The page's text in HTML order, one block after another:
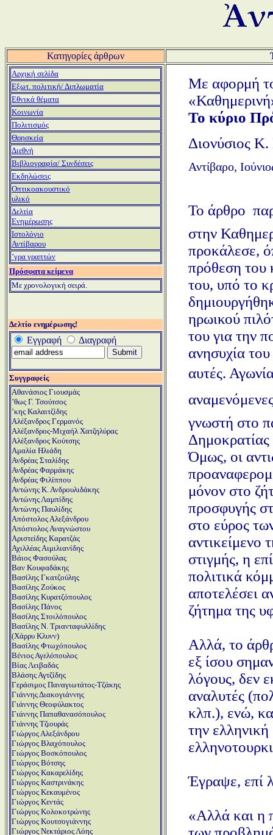
Κατηγορίες άρθρων
Αρχική σελίδα
Εξωτ. πολιτική/ Διπλωματία
Εθνικά θέματα
Κοινωνία
Πολιτισμός
Θρησκεία
Διεθνή
Βιβλιογραφία/ Συνδέσεις
Εκδηλώσεις
Οπτικοακουστικό
υλικό
Δελτία
Ενημέρωσης
Ιστολόγιο
Αντίβαρου
ʼγρα γραπτών
Πρόσφατα κείμενα
Με χρονολογική σειρά.
Δελτίο ενημέρωσης!
Εγγραφή Διαγραφή
Συγγραφείς
Αθανάσιος Γιουσμάς
ʼθως Γ. Τσούτσος
ʼκης Καλαιτζίδης
Αλέξανδρος Γερμανός
Αλέξανδρος-Μιχαήλ Χατζηλύρας
Αλέξανδρος Κούτσης
Αμαλία Ηλιάδη
Ανδρέας Σταλίδης
Ανδρέας Φαρμάκης
Ανδρέας Φιλίππου
Αντώνης Κ. Ανδρουλιδάκης
Αντώνης Λαμπίδης
Αντώνης Παυλίδης
Απόστολος Αλεξάνδρου
Απόστολος Αναγνώστου
Αριστείδης Καρατζάς
Αχιλλέας Αιμιλιανίδης
Βάιος Φασούλας
Βαν Κουφαδάκης
Βασίλης Γκατζούλης
Βασίλης Ζούκος
Βασίλης Κυρατζόπουλος
Βασίλης Πάνος
Βασίλης Στοιλόπουλος
Βασίλης Ν. Τριανταφυλλίδης
(Χάρρυ Κλυνν)
Βασίλης Φτωχόπουλος
Βένιος Αγελόπουλος
Βίας Λειβαδάς
Βλάσης Αγτζίδης
Γεράσιμος Παναγιωτάτος-Τζάκης
Γιάννης Διακογιάννης
Γιάννης Θεοφύλακτος
Γιάννης Παπαθανασόπουλος
Γιάννης Τζιουράς
Γιώργος Αλεξάνδρου
Γιώργος Βλαχόπουλος
Γιώργος Βοσκόπουλος
Γιώργος Βότσης
Γιώργος Κακαρελίδης
Γιώργος Καστρινάκης
Γιώργος Κεκαυμένος
Γιώργος Κεντάς
Γιώργος Κολοκοτρώνης
Γιώργος Κουτσογιάννης
Γιώργος Νεκτάριος Λόης
Με αφορμή
Το κύριο
Διονύσιος
Αντίβαρο,
Το άρθρο 
στην
προκάλεσε,
πρόθεση του
του, υπό το
ηρωικού
του για την
ανησυχία
αυτές.
γνωστή στο
Δημοκρατίας
Όμως, οι
μόνον στο
προσφυγής
στο εύρος
αντικείμενο
στιγμής, η
πολιτικά
αποτελέσει
ζήτημα της
Αλλά, το
εξ ίσου
λόγους, δεν
αναλυτές
κλπ.), ενώ,
την
Έγραψε, επί
«Aλλά και η